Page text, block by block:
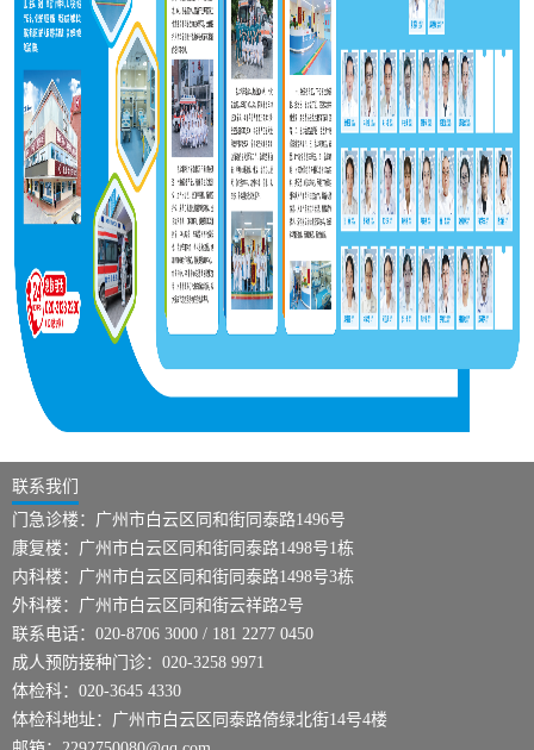
联系我们
门急诊楼：广州市白云区同和街同泰路1496号
康复楼：广州市白云区同和街同泰路1498号1栋
内科楼：广州市白云区同和街同泰路1498号3栋
外科楼：广州市白云区同和街云祥路2号
联系电话：020-8706 3000 / 181 2277 0450
成人预防接种门诊：020-3258 9971
体检科：020-3645 4330
体检科地址：广州市白云区同泰路倚绿北街14号4楼